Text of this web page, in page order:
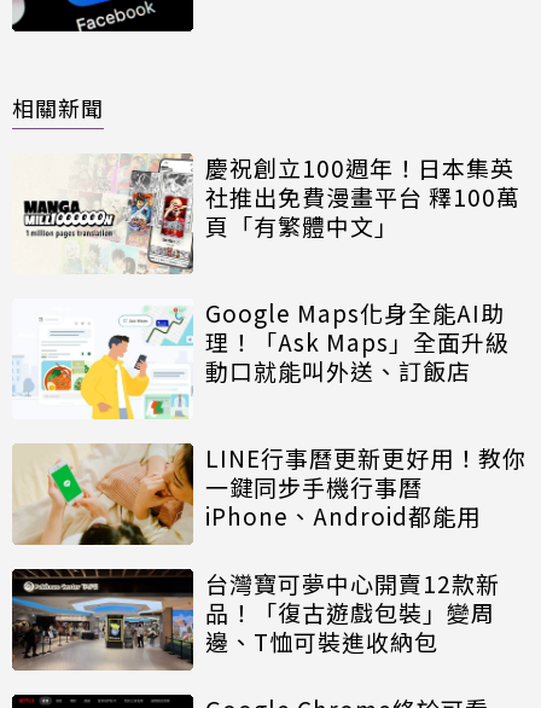
相關新聞
慶祝創立100週年！日本集英
社推出免費漫畫平台 釋100萬
頁「有繁體中文」
Google Maps化身全能AI助
理！「Ask Maps」全面升級
動口就能叫外送、訂飯店
LINE行事曆更新更好用！教你
一鍵同步手機行事曆
iPhone、Android都能用
台灣寶可夢中心開賣12款新
品！「復古遊戲包裝」變周
邊、T恤可裝進收納包